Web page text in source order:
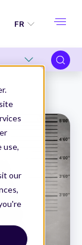
use,
our
FR